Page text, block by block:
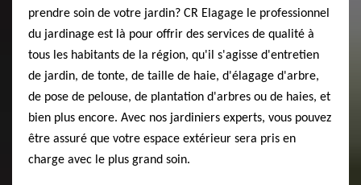
prendre soin de votre jardin? CR Elagage le professionnel
du jardinage est là pour offrir des services de qualité à
tous les habitants de la région, qu'il s'agisse d'entretien
de jardin, de tonte, de taille de haie, d'élagage d'arbre,
de pose de pelouse, de plantation d'arbres ou de haies, et
bien plus encore. Avec nos jardiniers experts, vous pouvez
être assuré que votre espace extérieur sera pris en
charge avec le plus grand soin.